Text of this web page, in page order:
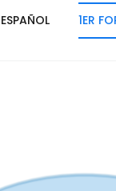
ESPAÑOL 1ER